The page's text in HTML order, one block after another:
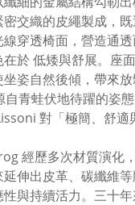
交織的皮繩製成，
穿透椅面，營造通透
於 低矮與舒展。座
姿自然後傾，帶來
自青蛙伏地待躍的姿
對「極簡、舒適
經歷多次材質演化
伸出皮革、碳纖維
與持續活力。三十